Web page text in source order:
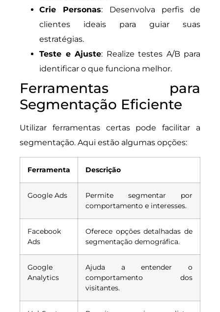
Crie Personas: Desenvolva perfis de
clientes ideais para guiar suas
estratégias.
Teste e Ajuste: Realize testes A/B para
identificar o que funciona melhor.
Ferramentas para
Segmentação Eficiente
Utilizar ferramentas certas pode facilitar a
segmentação. Aqui estão algumas opções:
Ferramenta Descrição
Google Ads
Permite segmentar por
comportamento e interesses.
Facebook
Ads
Oferece opções detalhadas de
segmentação demográfica.
Google
Analytics
Ajuda a entender o
comportamento dos
visitantes.